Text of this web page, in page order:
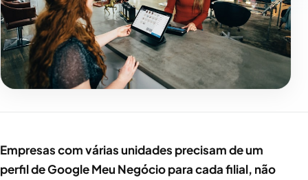
Empresas com várias unidades precisam de um
perfil de Google Meu Negócio para cada filial, não